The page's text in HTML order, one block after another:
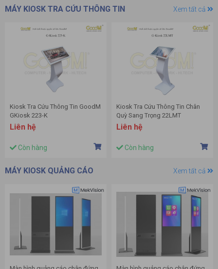
MÁY KIOSK TRA CỨU THÔNG TIN Xem tất cả
Kiosk Tra Cứu Thông Tin GoodM
GKiosk 223-K
Liên hệ
Còn hàng
Kiosk Tra Cứu Thông Tin Chân
Quỳ Sang Trọng 22LMT
Liên hệ
Còn hàng
MÁY KIOSK QUẢNG CÁO Xem tất cả